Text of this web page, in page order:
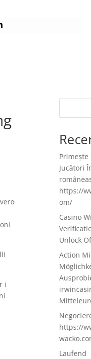
i
Jucători
https://
om/
Casino
Unlock
Action
https://
Laufend